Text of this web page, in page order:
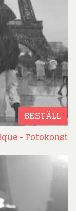
BESTÄLL
– Fotokonst